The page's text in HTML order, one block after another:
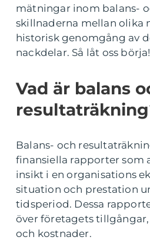
mätningar inom balans-
skillnaderna mellan olika
historisk genomgång av
nackdelar. Så låt oss börja!
Vad är balans
Balans- och
finansiella rapporter som
insikt i en organisations
situation och prestation
tidsperiod. Dessa
över företagets
och kostnader.